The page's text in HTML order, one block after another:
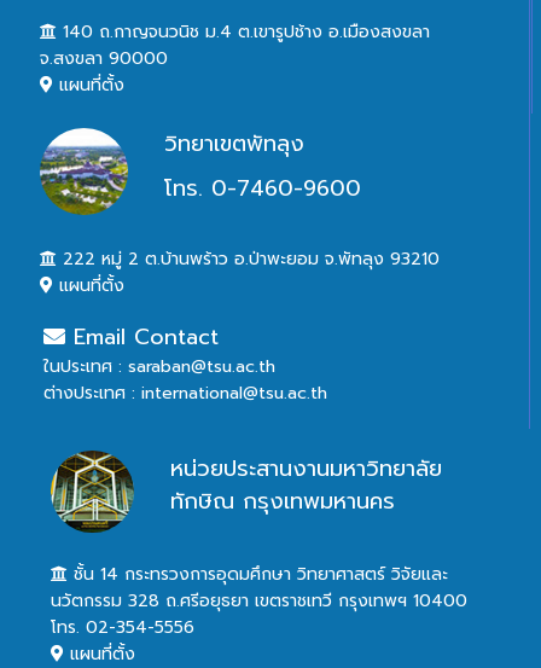
140 ถ.กาญจนวนิช ม.4 ต.เขารูปช้าง อ.เมืองสงขลา
จ.สงขลา 90000
แผนที่ตั้ง
วิทยาเขตพัทลุง
โทร. 0-7460-9600
222 หมู่ 2 ต.บ้านพร้าว อ.ป่าพะยอม จ.พัทลุง 93210
แผนที่ตั้ง
Email Contact
ในประเทศ : saraban@tsu.ac.th
ต่างประเทศ : international@tsu.ac.th
หน่วยประสานงานมหาวิทยาลัย
ทักษิณ กรุงเทพมหานคร
ชั้น 14 กระทรวงการอุดมศึกษา วิทยาศาสตร์ วิจัยและ
นวัตกรรม 328 ถ.ศรีอยุธยา เขตราชเทวี กรุงเทพฯ 10400
โทร. 02-354-5556
แผนที่ตั้ง